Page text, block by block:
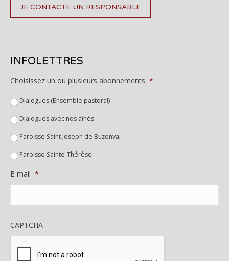
JE CONTACTE UN RESPONSABLE
INFOLETTRES
Choisissez un ou plusieurs abonnements *
Dialogues (Ensemble pastoral)
Dialogues avec nos aînés
Paroisse Saint Joseph de Buzenval
Paroisse Sainte-Thérèse
E-mail *
CAPTCHA